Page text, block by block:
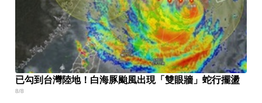
已勾到台灣陸地！白海豚颱風出現「雙眼牆」蛇行擺盪
8/8